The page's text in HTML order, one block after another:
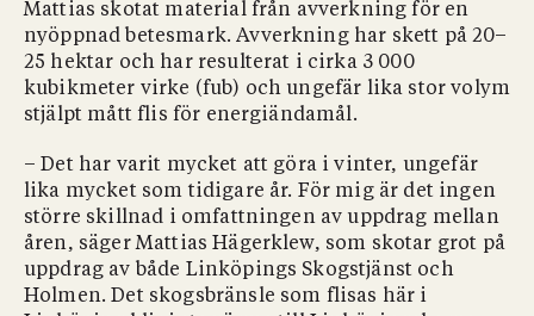
Mattias skotat material från avverkning för en
nyöppnad betesmark. Avverkning har skett på 20–
25 hektar och har resulterat i cirka 3 000
kubikmeter virke (fub) och ungefär lika stor volym
stjälpt mått flis för energiändamål.
– Det har varit mycket att göra i vinter, ungefär
lika mycket som tidigare år. För mig är det ingen
större skillnad i omfattningen av uppdrag mellan
åren, säger Mattias Hägerklew, som skotar grot på
uppdrag av både Linköpings Skogstjänst och
Holmen. Det skogsbränsle som flisas här i